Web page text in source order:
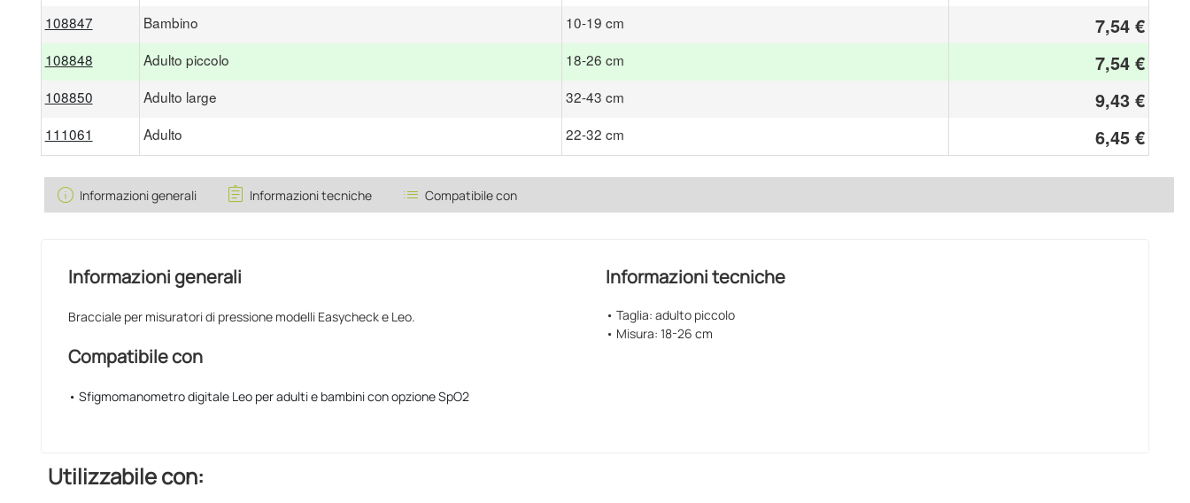
108847 Bambino 10-19 cm 7,54 €
108848 Adulto piccolo 18-26 cm 7,54 €
108850 Adulto large 32-43 cm 9,43 €
111061 Adulto 22-32 cm 6,45 €
info Informazioni generali assignment Informazioni tecniche list Compatibile con
Informazioni generali
Bracciale per misuratori di pressione modelli Easycheck e Leo.
Compatibile con
• Sfigmomanometro digitale Leo per adulti e bambini con opzione SpO2
Informazioni tecniche
• Taglia: adulto piccolo
• Misura: 18-26 cm
Utilizzabile con: